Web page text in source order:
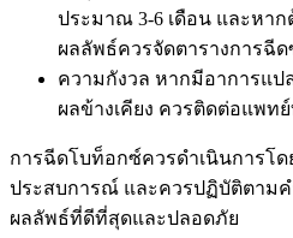
ประมาณ 3-6 เดือน และหา
ผลลัพธ์ควรจัดตารางการฉี
ความกังวล หากมีอาการแป
ผลข้างเคียง ควรติดต่อแพท
การฉีดโบท็อกซ์ควรดำเนินการโ
ประสบการณ์ และควรปฏิบัติตาม
ผลลัพธ์ที่ดีที่สุดและปลอดภัย